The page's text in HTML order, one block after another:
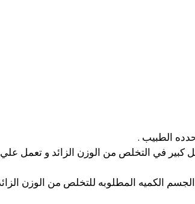
كميه من القرفه تقدر ب 2000 مل جرام تساعد بشكل كبير في التخلص من الوزن الزائد و تعمل علي